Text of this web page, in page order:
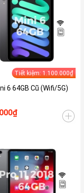
Tiết kiệm: 1.100.000₫
6 64GB Cũ (Wifi/5G)